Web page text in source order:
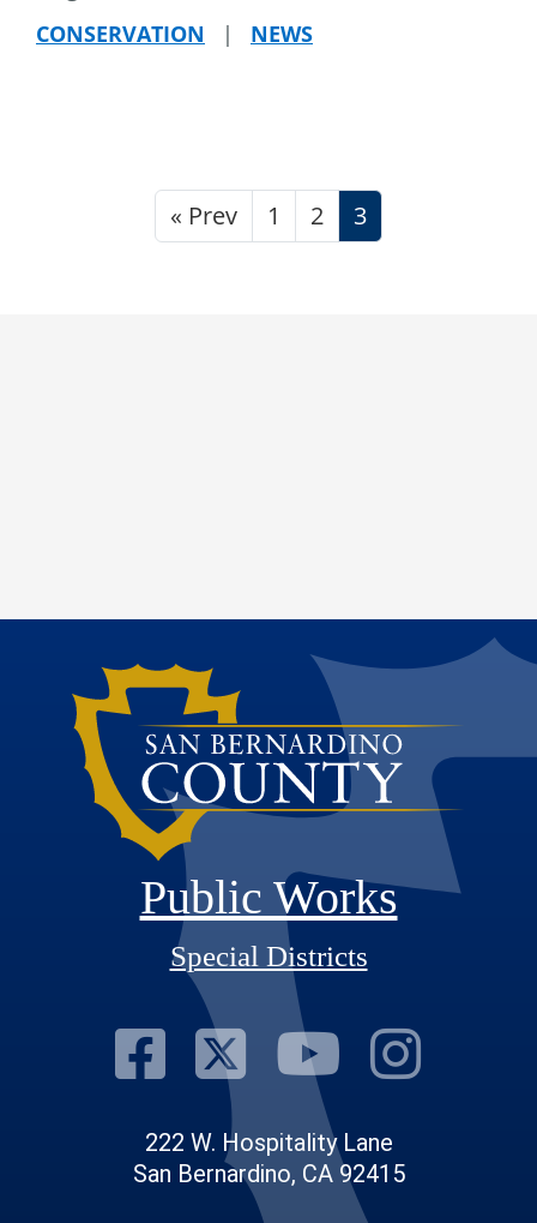
CONSERVATION | NEWS
« Prev 1 2 3
Public Works
Special Districts
Visit Our
Visit Our
Visit
222 W. Hospitality Lane
San Bernardino, CA 92415